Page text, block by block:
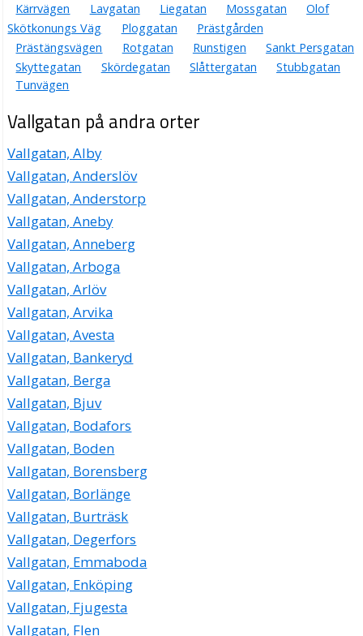
Kärrvägen
Lavgatan Liegatan Mossgatan
Olof
Skötkonungs Väg
Ploggatan
Prästgården
Prästängsvägen
Rotgatan Runstigen
Sankt Persgatan
Skyttegatan
Skördegatan Slåttergatan
Stubbgatan
Tunvägen
Vallgatan på andra orter
Vallgatan, Alby
Vallgatan, Anderslöv
Vallgatan, Anderstorp
Vallgatan, Aneby
Vallgatan, Anneberg
Vallgatan, Arboga
Vallgatan, Arlöv
Vallgatan, Arvika
Vallgatan, Avesta
Vallgatan, Bankeryd
Vallgatan, Berga
Vallgatan, Bjuv
Vallgatan, Bodafors
Vallgatan, Boden
Vallgatan, Borensberg
Vallgatan, Borlänge
Vallgatan, Burträsk
Vallgatan, Degerfors
Vallgatan, Emmaboda
Vallgatan, Enköping
Vallgatan, Fjugesta
Vallgatan, Flen